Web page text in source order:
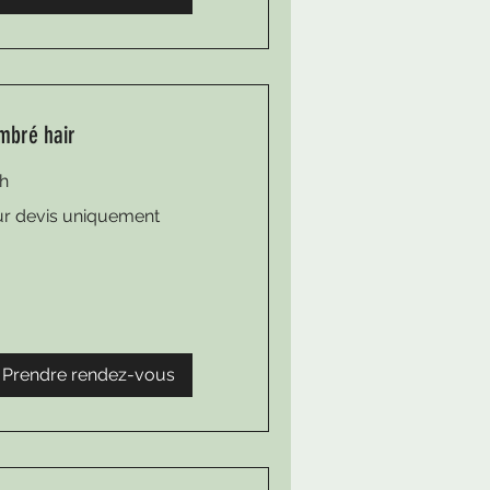
hair
devis uniquement
Prendre rendez-vous